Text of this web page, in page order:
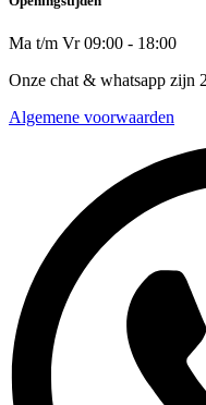
Ma t/m Vr 09:00 - 18:00
Onze chat & whatsapp zijn
Algemene voorwaarden